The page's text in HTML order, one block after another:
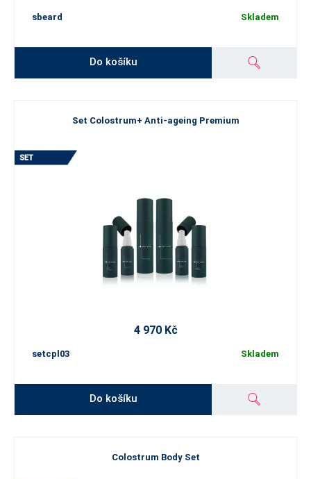
sbeard Skladem
Do košíku
Set Colostrum+ Anti-ageing Premium
4 970 Kč
setcpl03 Skladem
Do košíku
Colostrum Body Set